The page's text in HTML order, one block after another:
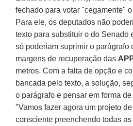
fechado para votar "cegamente"
Para ele, os deputados não
texto para substituir o do Senado
só poderiam suprimir o parágrafo
margens de recuperação das
metros. Com a falta de opção e
bancada pelo texto, a solução,
o parágrafo e pensar em forma
"Vamos fazer agora um projeto
consciente preenchendo todas